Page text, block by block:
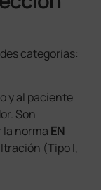
categorías:
y al paciente
Son
la norma EN
(Tipo I,